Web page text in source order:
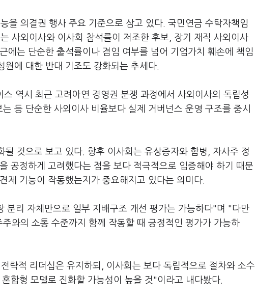
을 의결권 행사 주요 기준으로 삼고 있다. 국민연금 수탁자책임
사외이사와 이사회 참석률이 저조한 후보, 장기 재직 사외이사
에는 단순한 출석률이나 겸임 여부를 넘어 기업가치 훼손에 책임
에 대한 반대 기조도 강화되는 추세다.
역시 최근 고려아연 경영권 분쟁 과정에서 사외이사의 독립성
등 단순한 사외이사 비율보다 실제 거버넌스 운영 구조를 중시
것으로 보고 있다. 향후 이사회는 유상증자와 합병, 자사주 정
공정하게 고려했다는 점을 보다 적극적으로 입증해야 하기 때문
제 기능이 작동했는지가 중요해지고 있다는 의미다.
분리 자체만으로 일부 지배구조 개선 평가는 가능하다"며 "다만
와의 소통 수준까지 함께 작동할 때 긍정적인 평가가 가능하
략적 리더십은 유지하되, 이사회는 보다 독립적으로 절차와 소수
합형 모델로 진화할 가능성이 높을 것"이라고 내다봤다.